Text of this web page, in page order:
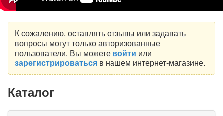
К сожалению, оставлять отзывы или задавать
вопросы могут только авторизованные
пользователи. Вы можете войти или
зарегистрироватьсяв нашем интернет-магазине.
Каталог